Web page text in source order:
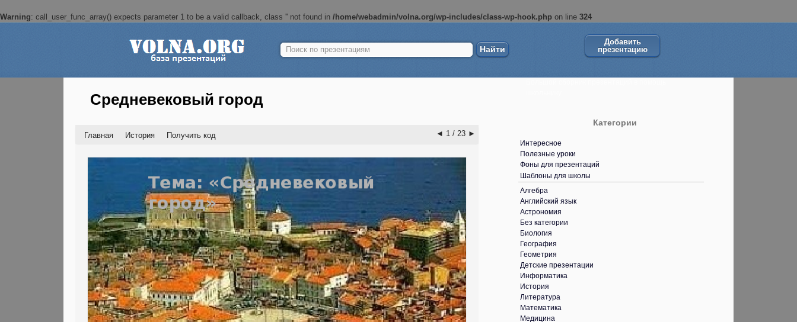
Warning: call_user_func_array() expects parameter 1 to be a valid callback, class '' not found in /home/webadmin/volna.org/wp-includes/class-wp-hook.php on line 324
Найти:
Добавить
презентацию
Средневековый город
Главная История Получить код ◄ 1 / 23 ►
Категории
Интересное
Полезные уроки
Фоны для презентаций
Шаблоны для школы
Алгебра
Английский язык
Астрономия
Без категории
Биология
География
Геометрия
Детские презентации
Информатика
История
Литература
Математика
Медицина